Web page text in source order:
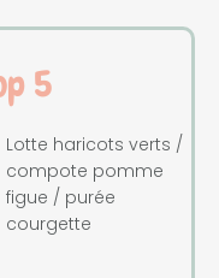
5
Lotte haricots verts /
compote pomme
figue / purée
courgette